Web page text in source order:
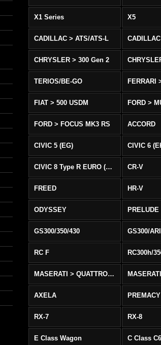
X1 Series X5
CADILLAC > ATS/ATS-L
CHRYSLER > 300 Gen 2
TERIOS/BE-GO FERRARI
FIAT > 500 USDM FORD >
FORD > FOCUS MK3 RS ACCORD
CIVIC 5 (EG) CIVIC 6
CIVIC 8 Type R EURO (FN) CR-V
FREED HR-V
ODYSSEY PRELUDE
GS300/350/430 GS300/
RC F RC300h/
MASERATI > QUATTROPORTE
AXELA PREMACY
RX-7 RX-8
E Class Wagon C Class